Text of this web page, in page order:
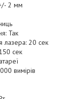
+/- 2 мм
Так
лазера: 20 сек
сек
вимірів